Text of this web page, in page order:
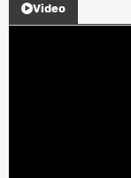
Video